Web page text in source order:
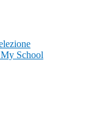
School